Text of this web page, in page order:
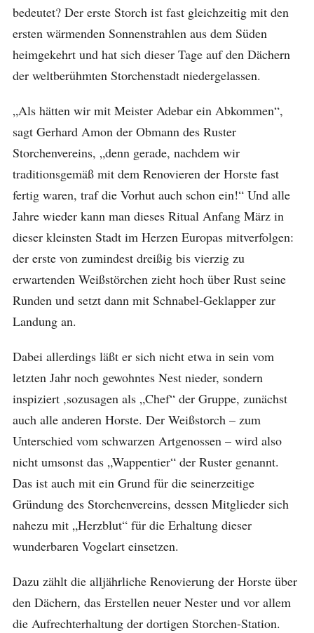
bedeutet? Der erste Storch ist fast gleichzeitig mit den
ersten wärmenden Sonnenstrahlen aus dem Süden
heimgekehrt und hat sich dieser Tage auf den Dächern
der weltberühmten Storchenstadt niedergelassen.
„Als hätten wir mit Meister Adebar ein Abkommen“,
sagt Gerhard Amon der Obmann des Ruster
Storchenvereins, „denn gerade, nachdem wir
traditionsgemäß mit dem Renovieren der Horste fast
fertig waren, traf die Vorhut auch schon ein!“ Und alle
Jahre wieder kann man dieses Ritual Anfang März in
dieser kleinsten Stadt im Herzen Europas mitverfolgen:
der erste von zumindest dreißig bis vierzig zu
erwartenden Weißstörchen zieht hoch über Rust seine
Runden und setzt dann mit Schnabel-Geklapper zur
Landung an.
Dabei allerdings läßt er sich nicht etwa in sein vom
letzten Jahr noch gewohntes Nest nieder, sondern
inspiziert ,sozusagen als „Chef“ der Gruppe, zunächst
auch alle anderen Horste. Der Weißstorch – zum
Unterschied vom schwarzen Artgenossen – wird also
nicht umsonst das „Wappentier“ der Ruster genannt.
Das ist auch mit ein Grund für die seinerzeitige
Gründung des Storchenvereins, dessen Mitglieder sich
nahezu mit „Herzblut“ für die Erhaltung dieser
wunderbaren Vogelart einsetzen.
Dazu zählt die alljährliche Renovierung der Horste über
den Dächern, das Erstellen neuer Nester und vor allem
die Aufrechterhaltung der dortigen Storchen-Station.